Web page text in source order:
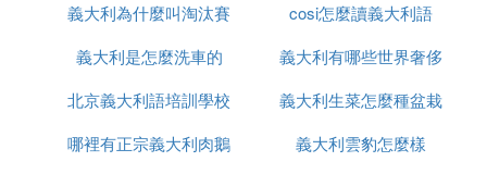
削弱德國。
❺ 為啥義大利和德國對美國宣戰呢，等美
國自己來宣戰不行么
1、1941年12月7日日本偷襲珍珠港，隨後美國對日
麼說
義大利為什麼叫淘汰賽
之王
cosi怎麼讀義大利語
義大利是怎麼洗車的
義大利有哪些世界奢侈
品牌
北京義大利語培訓學校
有哪些
義大利生菜怎麼種盆栽
哪裡有正宗義大利肉鵝
義大利雲豹怎麼樣